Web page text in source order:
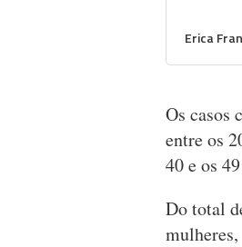
Erica
Os casos
entre os
40 e os
Do total
mulheres,